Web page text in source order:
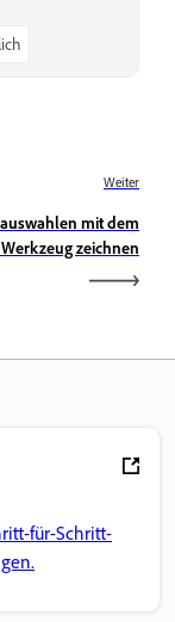
Weiter
mit dem
zeichnen
für-Schritt-